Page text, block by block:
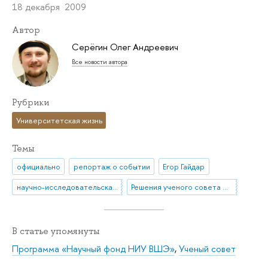
18 декабря 2009
Автор
Серёгин Олег Андреевич
Все новости автора
Рубрики
Университетская жизнь
Темы
официально репортаж о событии
Егор Гайдар
научно-исследовательская работа
Решения ученого совета НИУ ВШЭ
В статье упомянуты
Программа «Научный фонд НИУ ВШЭ»,Ученый совет